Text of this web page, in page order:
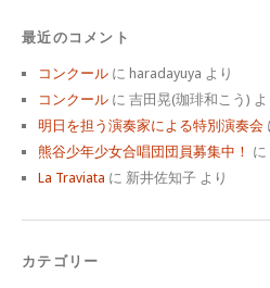
最近のコメント
コンクール に haradayuya より
コンクール に 吉田晃(珈琲和こう) よ
明日を担う演奏家による特別演奏会
熊谷少年少女合唱団団員募集中！ に
La Traviata に 新井佐知子 より
カテゴリー